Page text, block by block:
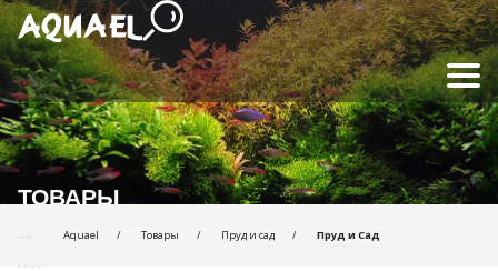
ТОВАРЫ
Aquael Товары Пруд и сад Пруд и Сад